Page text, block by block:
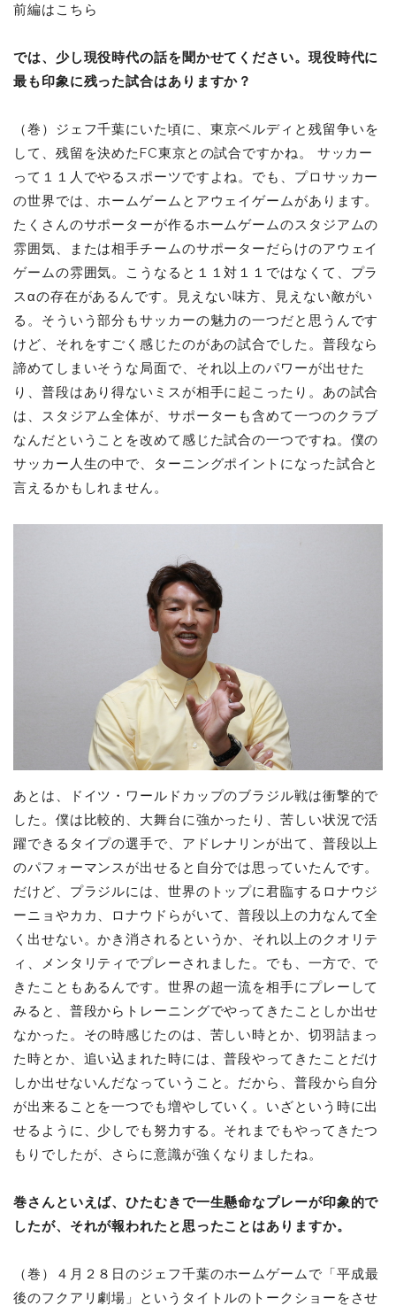
前編はこちら
では、少し現役時代の話を聞かせてください。現役時代に
最も印象に残った試合はありますか？
（巻）ジェフ千葉にいた頃に、東京ベルディと残留争いを
して、残留を決めたFC東京との試合ですかね。 サッカー
って１１人でやるスポーツですよね。でも、プロサッカー
の世界では、ホームゲームとアウェイゲームがあります。
たくさんのサポーターが作るホームゲームのスタジアムの
雰囲気、または相手チームのサポーターだらけのアウェイ
ゲームの雰囲気。こうなると１１対１１ではなくて、プラ
スαの存在があるんです。見えない味方、見えない敵がい
る。そういう部分もサッカーの魅力の一つだと思うんです
けど、それをすごく感じたのがあの試合でした。普段なら
諦めてしまいそうな局面で、それ以上のパワーが出せた
り、普段はあり得ないミスが相手に起こったり。あの試合
は、スタジアム全体が、サポーターも含めて一つのクラブ
なんだということを改めて感じた試合の一つですね。僕の
サッカー人生の中で、ターニングポイントになった試合と
言えるかもしれません。
あとは、ドイツ・ワールドカップのブラジル戦は衝撃的で
した。僕は比較的、大舞台に強かったり、苦しい状況で活
躍できるタイプの選手で、アドレナリンが出て、普段以上
のパフォーマンスが出せると自分では思っていたんです。
だけど、プラジルには、世界のトップに君臨するロナウジ
ーニョやカカ、ロナウドらがいて、普段以上の力なんて全
く出せない。かき消されるというか、それ以上のクオリテ
ィ、メンタリティでプレーされました。でも、一方で、で
きたこともあるんです。世界の超一流を相手にプレーして
みると、普段からトレーニングでやってきたことしか出せ
なかった。その時感じたのは、苦しい時とか、切羽詰まっ
た時とか、追い込まれた時には、普段やってきたことだけ
しか出せないんだなっていうこと。だから、普段から自分
が出来ることを一つでも増やしていく。いざという時に出
せるように、少しでも努力する。それまでもやってきたつ
もりでしたが、さらに意識が強くなりましたね。
巻さんといえば、ひたむきで一生懸命なプレーが印象的で
したが、それが報われたと思ったことはありますか。
（巻）
４月２８日のジェフ千葉のホームゲームで「平成最
後のフクアリ劇場」というタイトルのトークショーをさせ